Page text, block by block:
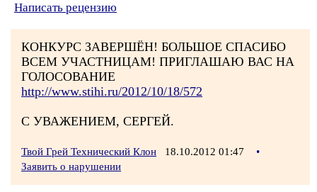
Написать рецензию
КОНКУРС ЗАВЕРШЁН! БОЛЬШОЕ СПАСИБО
ВСЕМ УЧАСТНИЦАМ! ПРИГЛАШАЮ ВАС НА
ГОЛОСОВАНИЕ
http://www.stihi.ru/2012/10/18/572
С УВАЖЕНИЕМ, СЕРГЕЙ.
Твой Грей Технический Клон 18.10.2012 01:47
•
Заявить о нарушении